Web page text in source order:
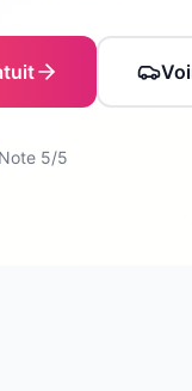
Note 5/5